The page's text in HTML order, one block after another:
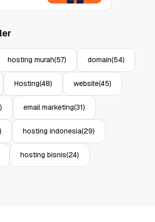
hosting murah(57) domain(54)
Hosting(48) website(45)
email marketing(31)
hosting indonesia(29)
hosting bisnis(24)